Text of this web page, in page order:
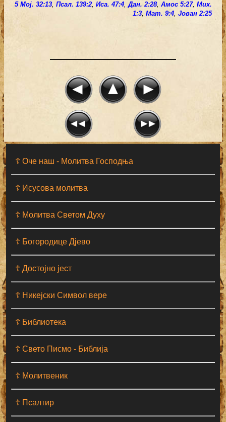
☦ Оче наш - Moлитва Господња
☦ Исусова молитва
☦ Молитва Светом Духу
☦ Богородице Дјево
☦ Достојно јест
☦ Никејски Символ вере
☦ Библиотека
☦ Свето Писмо - Библија
☦ Молитвеник
☦ Псалтир
5 Мој. 32:13, Псал. 139:2, Иса. 47:4,Дан. 2:28, Амос 5:27, Мих.
1:3, Мат. 9:4, Јован 2:25